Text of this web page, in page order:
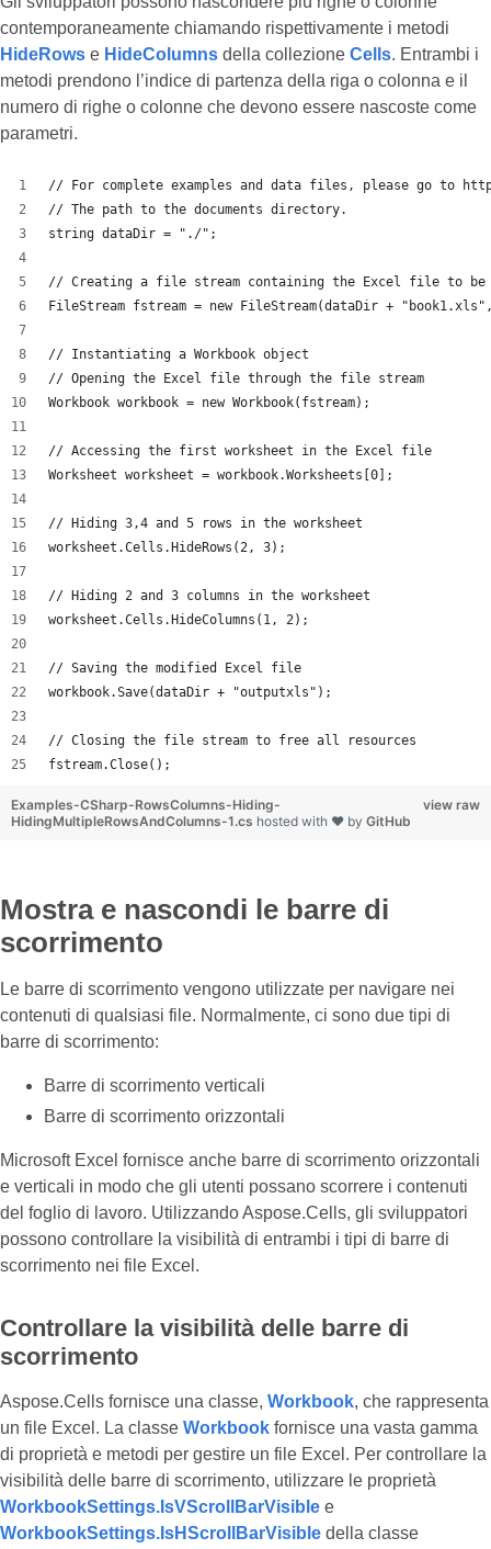
contemporaneamente chiamando rispettivamente i metodi
HideRows e HideColumns della collezione Cells. Entrambi i
metodi prendono l’indice di partenza della riga o colonna e il
numero di righe o colonne che devono essere nascoste come
parametri.
// For complete examples and data files, please go to
// The path to the documents directory.
string dataDir = "./";
// Creating a file stream containing the Excel file to be
FileStream fstream = new FileStream(dataDir +
// Instantiating a Workbook object
// Opening the Excel file through the file stream
Workbook workbook = new Workbook(fstream);
// Accessing the first worksheet in the Excel file
Worksheet worksheet = workbook.Worksheets[0];
// Hiding 3,4 and 5 rows in the worksheet
worksheet.Cells.HideRows(2, 3);
// Hiding 2 and 3 columns in the worksheet
worksheet.Cells.HideColumns(1, 2);
// Saving the modified Excel file
workbook.Save(dataDir + "outputxls");
// Closing the file stream to free all resources
fstream.Close();
view raw
Examples-CSharp-RowsColumns-Hiding-
HidingMultipleRowsAndColumns-1.cs hosted with ❤ by GitHub
Mostra e nascondi le barre di
scorrimento
Le barre di scorrimento vengono utilizzate per navigare nei
contenuti di qualsiasi file. Normalmente, ci sono due tipi di
barre di scorrimento:
Barre di scorrimento verticali
Barre di scorrimento orizzontali
Microsoft Excel fornisce anche barre di scorrimento orizzontali
e verticali in modo che gli utenti possano scorrere i contenuti
del foglio di lavoro. Utilizzando Aspose.Cells, gli sviluppatori
possono controllare la visibilità di entrambi i tipi di barre di
scorrimento nei file Excel.
Controllare la visibilità delle barre di
scorrimento
Aspose.Cells fornisce una classe, Workbook, che rappresenta
un file Excel. La classe Workbook fornisce una vasta gamma
di proprietà e metodi per gestire un file Excel. Per controllare la
visibilità delle barre di scorrimento, utilizzare le proprietà
WorkbookSettings.IsVScrollBarVisible e
WorkbookSettings.IsHScrollBarVisible della classe